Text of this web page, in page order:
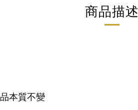
商品描述
本質不變